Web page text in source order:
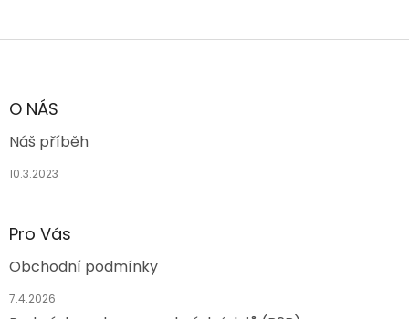
Z
aO NÁS
Náš příběh
10.3.2023
Pro Vás
Obchodní podmínky
7.4.2026